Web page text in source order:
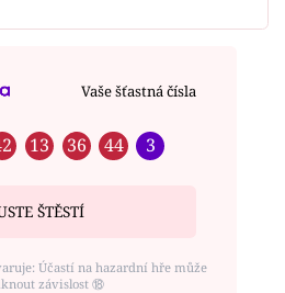
Vaše šťastná čísla
13 36 44 3
ŠTĚSTÍ
Účastí na hazardní hře může
závislost ⑱